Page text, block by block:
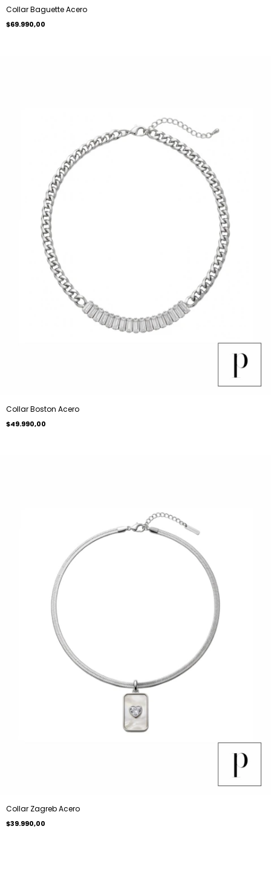
Collar Baguette Acero
$69.990,00
Collar Boston Acero
$49.990,00
Collar Zagreb Acero
$39.990,00